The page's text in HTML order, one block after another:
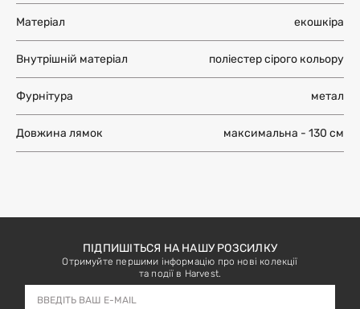
Матеріал екошкіра
Внутрішній матеріал поліестер сірого кольору
Фурнітура метал
Довжина лямок максимальна - 130 см
зберігати виріб в сухому, добре провітрюваному місці;
вироби білого кольору зберігати окремо від інших.
ПІДПИШІТЬСЯ НА НАШУ РОЗСИЛКУ
Отримуйте першими інформацію про нові колекції
та події в Harvest.